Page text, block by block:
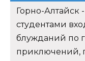
Горно-Алтайск
студентами
блужданий по
приключений,